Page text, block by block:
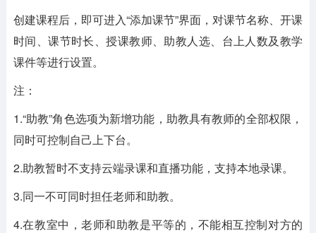
创建课程后，即可进入“添加课节”界面，对课节名称、开课
时间、课节时长、授课教师、助教人选、台上人数及教学
课件等进行设置。
注：
1.“助教”角色选项为新增功能，助教具有教师的全部权限，
同时可控制自己上下台。
2.助教暂时不支持云端录课和直播功能，支持本地录课。
3.同一不可同时担任老师和助教。
4.在教室中，老师和助教是平等的，不能相互控制对方的